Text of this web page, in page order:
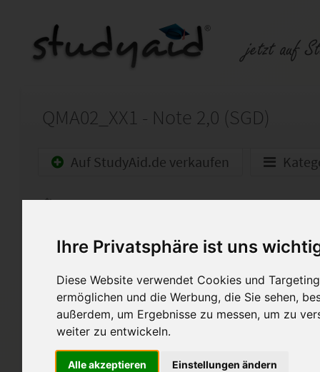
Ihre Privatsphäre ist uns
Diese Website verwendet Cookies und
ermöglichen und die Werbung, die Sie sehen,
außerdem, um Ergebnisse zu messen, um zu
weiter zu entwickeln.
Alle akzeptieren Einstellungen ändern
QMA02_XX1 - Note 2,0 (SGD)
Auf StudyAid.de verkaufen
Qualitätsmanagement -
Lösungen zu dem Arbeitsheft
Sie ist mit Note 2,0 bewertet
Bitte nur als Lernhilfe, bzw.
abschreiben ;)